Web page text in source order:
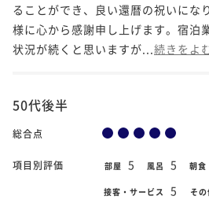
ることができ、良い還暦の祝いにな
様に心から感謝申し上げます。宿泊
状況が続くと思いますが... 続きをよ
50代後半
総合点
項目別評価 部屋 5 風呂 5 朝食
接客・サービス 5 そ